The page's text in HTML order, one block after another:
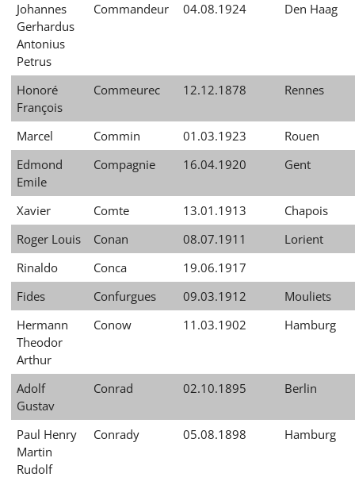
Français
Español
Nederlands
Polski
Português
Türkçe
Yкраїнський
Русский
العربية
本
語
Johannes
Gerhardus
Antonius
Petrus
Commandeur 04.08.1924 Den Haag
Honoré
François
Commeurec 12.12.1878 Rennes
Marcel Commin 01.03.1923
Rouen
Edmond
Emile
Compagnie 16.04.1920 Gent
Xavier Comte 13.01.1913
Chapois
Roger Louis
Conan 08.07.1911
Lorient
Rinaldo
Conca
19.06.1917
Fides
Confurgues 09.03.1912
Mouliets
Hermann
Theodor
Arthur
Conow 11.03.1902 Hamburg
Adolf
Gustav
Conrad 02.10.1895 Berlin
Paul Henry
Martin
Rudolf
Conrady 05.08.1898 Hamburg